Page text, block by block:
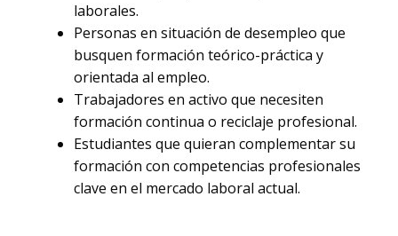
laborales.
Personas en situación de desempleo que
busquen formación teórico-práctica y
orientada al empleo.
Trabajadores en activo que necesiten
formación continua o reciclaje profesional.
Estudiantes que quieran complementar su
formación con competencias profesionales
clave en el mercado laboral actual.